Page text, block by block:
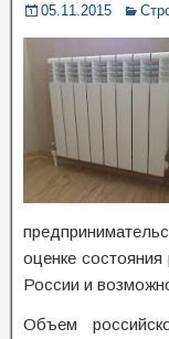
05.11.2015
оценке
России и
Объем